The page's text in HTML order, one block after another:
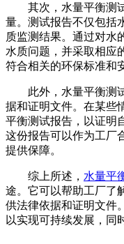
其次，水量平衡测试
量。测试报告不仅包括
质监测结果。通过对水
水质问题，并采取相应
符合相关的环保标准和
此外，水量平衡测试
据和证明文件。在某些
平衡测试报告，以证明
这份报告可以作为工厂
提供保障。
综上所述， 水量平
途。它可以帮助工厂了
供法律依据和证明文件
以实现可持续发展，同